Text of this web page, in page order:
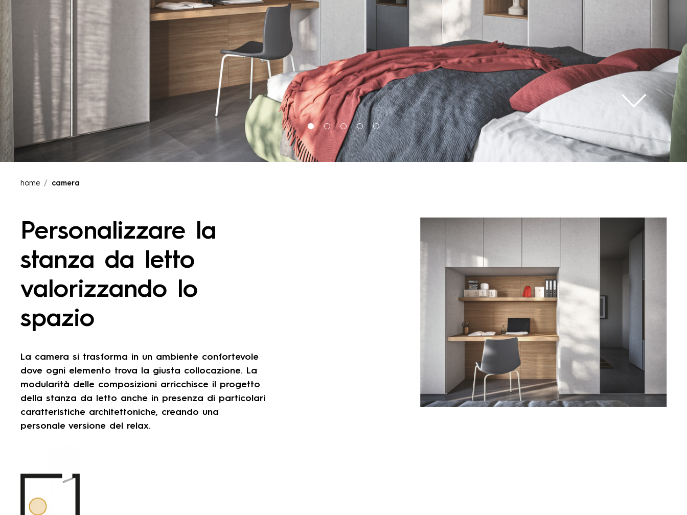
vedi
home camera
Personalizzare la
stanza da letto
valorizzando lo
spazio
La camera si trasforma in un ambiente confortevole
dove ogni elemento trova la giusta collocazione. La
modularità delle composizioni arricchisce il progetto
della stanza da letto anche in presenza di particolari
caratteristiche architettoniche, creando una
personale versione del relax.